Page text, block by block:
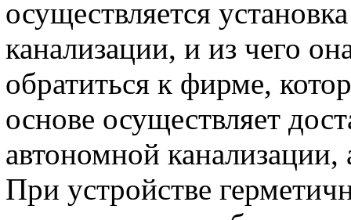
осуществляется
канализации, и из чего
обратиться к фирме,
основе осуществляет
автономной канализации,
При устройстве